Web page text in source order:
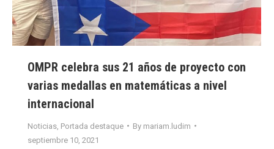
OMPR celebra sus 21 años de proyecto con
varias medallas en matemáticas a nivel
internacional
Noticias Portada destaque By mariam.ludim
septiembre 10, 2021